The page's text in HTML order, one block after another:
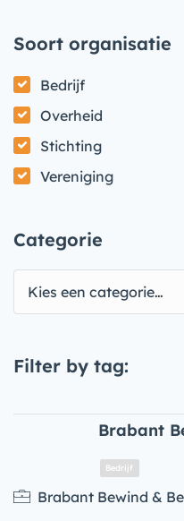
Soort organisatie
Bedrijf
Overheid
Stichting
Vereniging
Categorie
Kies een categorie…
Filter by tag:
Brabant
Brabant Bewind &